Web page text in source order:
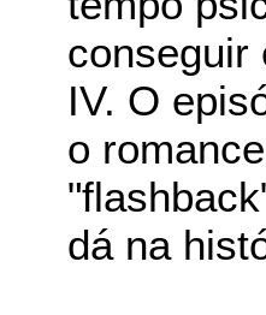
conseguir
IV. O
o
dá na